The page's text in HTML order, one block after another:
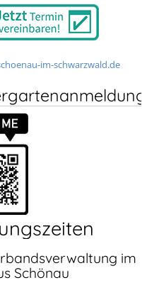
im-schwarzwald.de
im
Schönau